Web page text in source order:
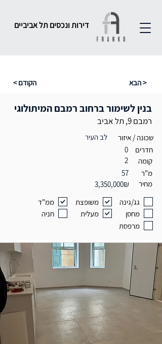
דירות ונכסים תל אביביים
< הקודם הבא >
בנין לשימור ברחוב רמבם המיתולוגי
רמבם 9, תל אביב
שכונה / איזור
לב העיר
חדרים
0
קומה
2
מ"ר
57
3,350,000₪
מחיר
ממ"ד
חניה
משופצת
גג/גינה
מעלית
מחסן
מרפסת